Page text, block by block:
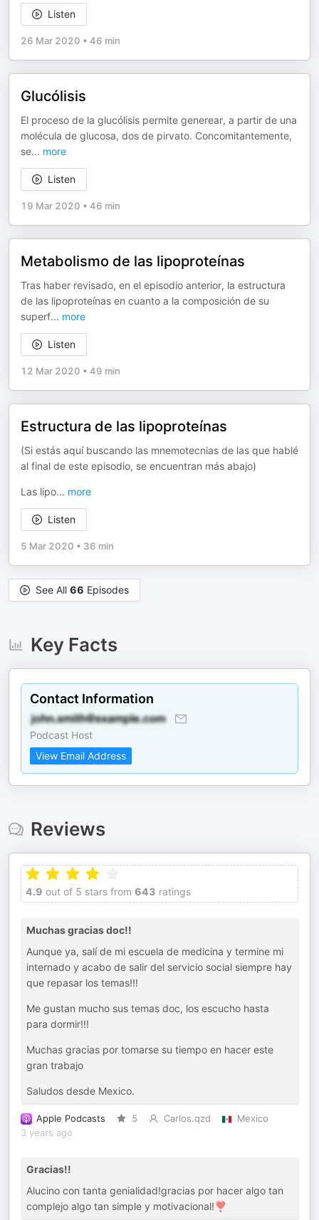
Listen
26 Mar 2020 • 46 min
Glucólisis
El proceso de la glucólisis permite generear, a partir de una
molécula de glucosa, dos de pirvato. Concomitantemente,
se... more
Listen
19 Mar 2020 • 46 min
Metabolismo de las lipoproteínas
Tras haber revisado, en el episodio anterior, la estructura
de las lipoproteínas en cuanto a la composición de su
superf... more
Listen
12 Mar 2020 • 49 min
Estructura de las lipoproteínas
(Si estás aquí buscando las mnemotecnias de las que hablé
al final de este episodio, se encuentran más abajo)
Las lipo... more
Listen
5 Mar 2020 • 36 min
See All 66 Episodes
Key Facts
Contact Information
Podcast Host
View Email Address
Reviews
4.9 out of 5 stars from 643 ratings
Muchas gracias doc!!
Aunque ya, salí de mi escuela de medicina y termine mi
internado y acabo de salir del servicio social siempre hay
que repasar los temas!!!
Me gustan mucho sus temas doc, los escucho hasta
para dormir!!!
Muchas gracias por tomarse su tiempo en hacer este
gran trabajo
Saludos desde Mexico.
Apple Podcasts 5 Carlos.qzd
Mexico
3 years ago
Gracias!!
Alucino con tanta genialidad!gracias por hacer algo tan
complejo algo tan simple y motivacional!❣️